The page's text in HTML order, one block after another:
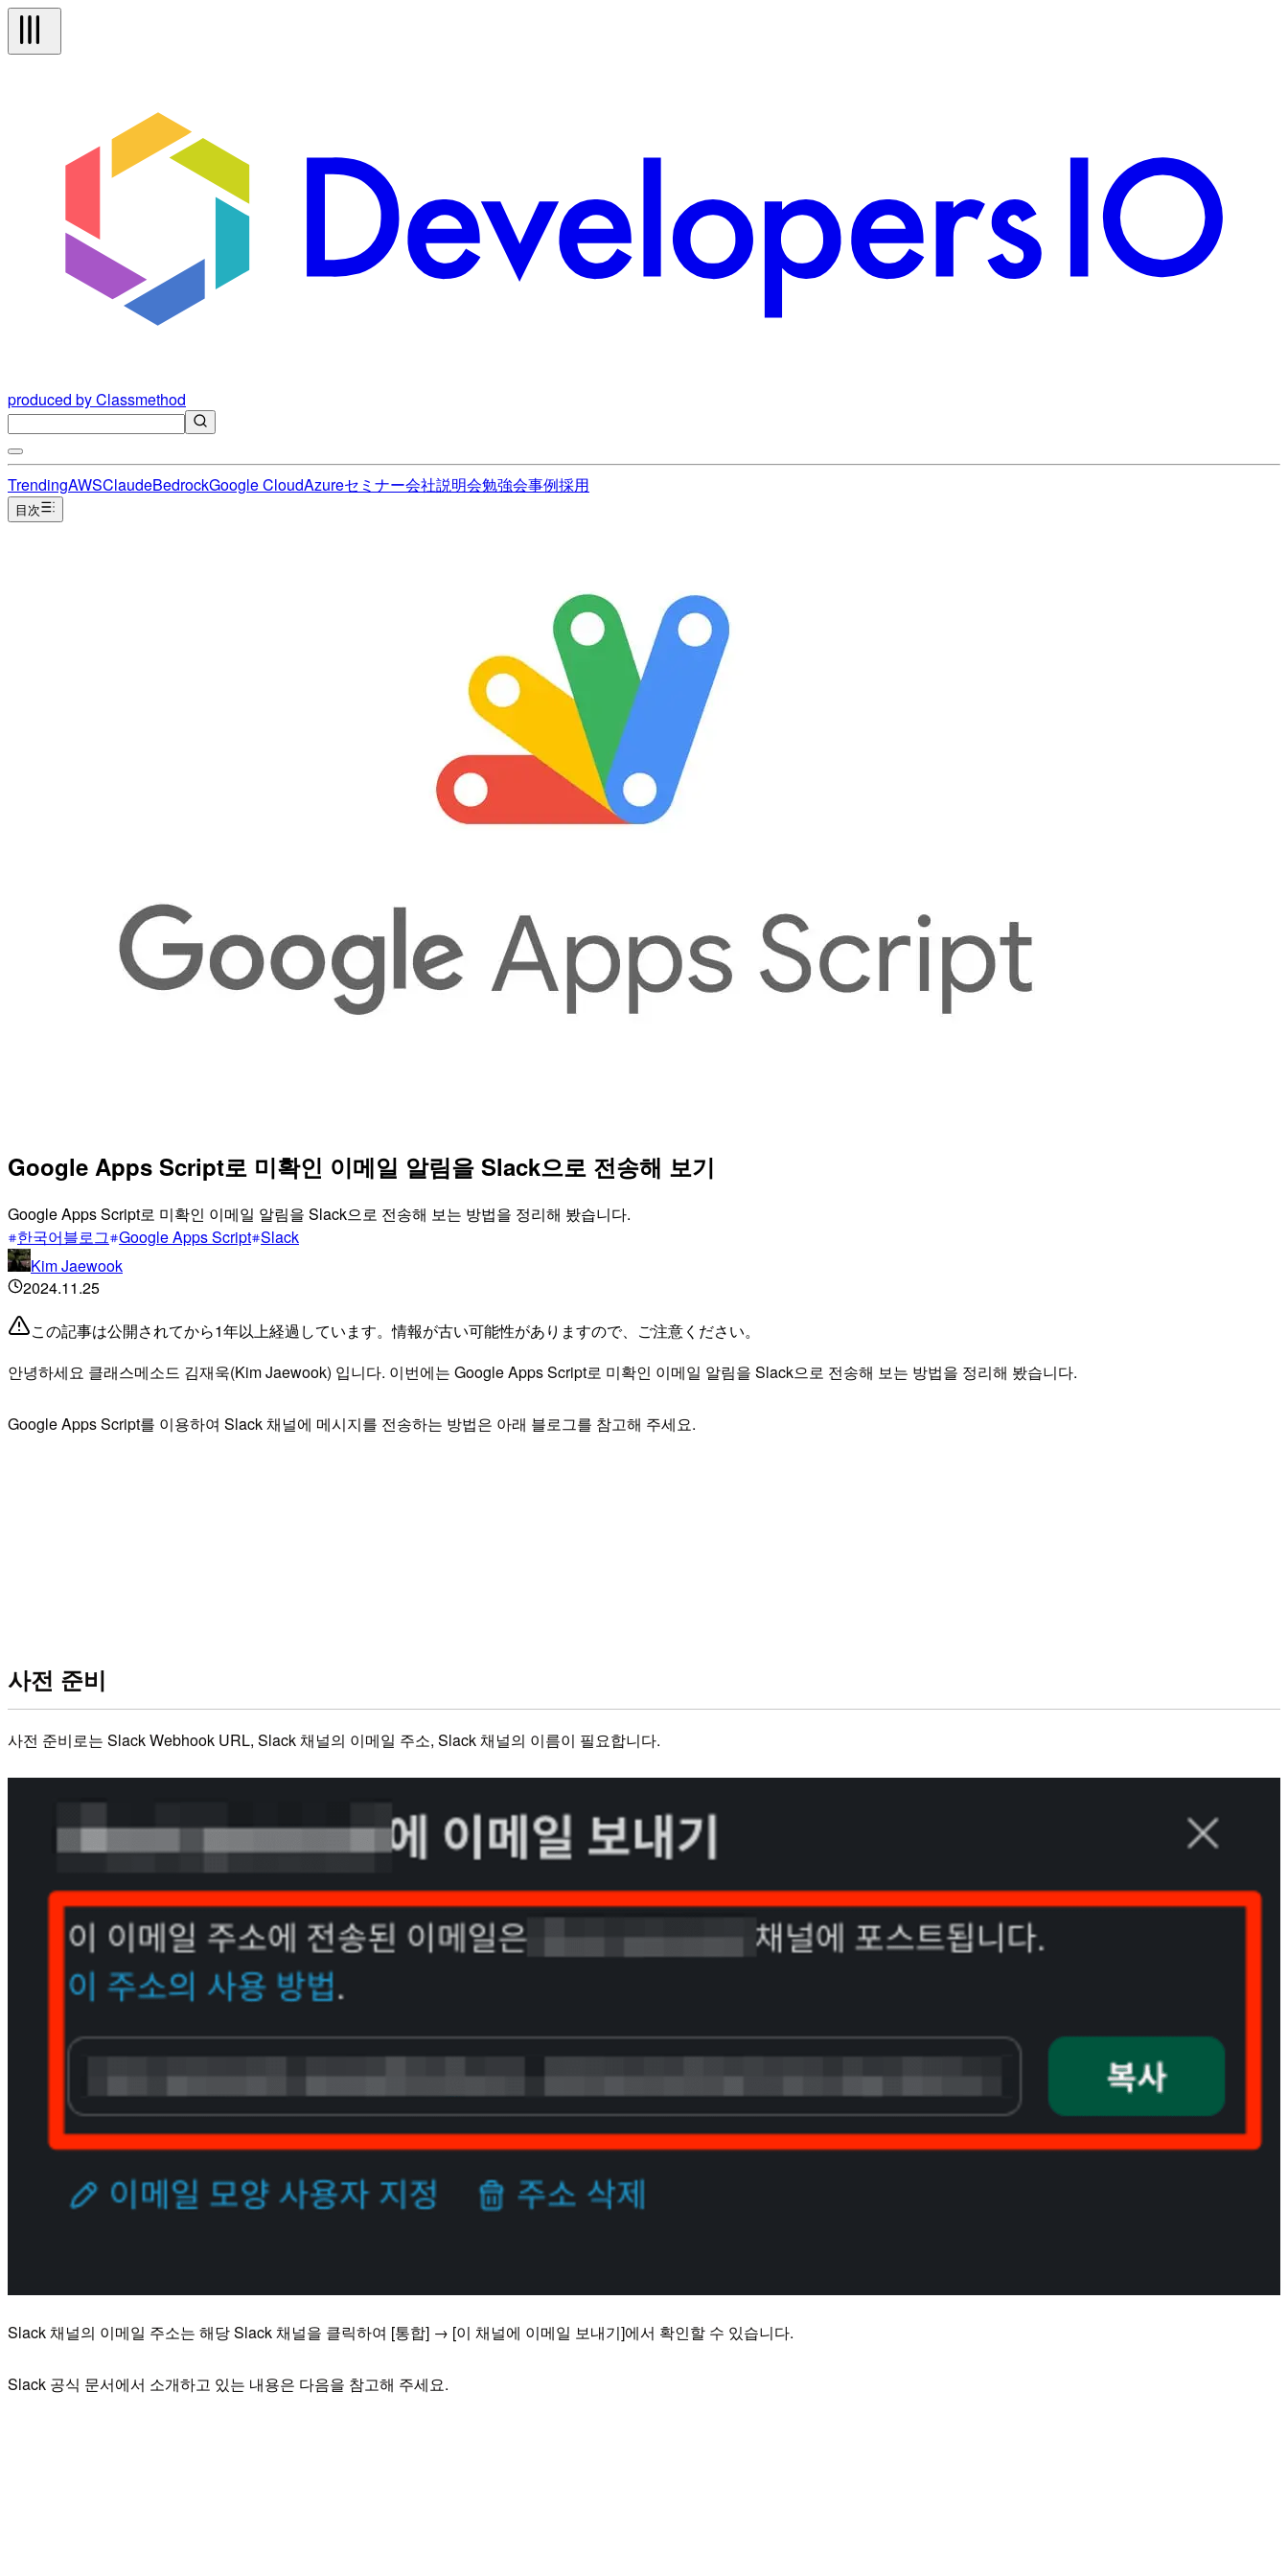
produced by Classmethod
TrendingAWSClaudeBedrockGoogle CloudAzureセミナー会社説明会勉強会事例採用
目次
Google Apps Script로 미확인 이메일 알림을 Slack으로 전송해 보기
Google Apps Script로 미확인 이메일 알림을 Slack으로 전송해 보는 방법을 정리해 봤습니다.
한국어블로그 Google Apps Script Slack
Kim Jaewook
2024.11.25
この記事は公開されてから1年以上経過しています。情報が古い可能性がありますので、ご注意ください。
안녕하세요 클래스메소드 김재욱(Kim Jaewook) 입니다. 이번에는 Google Apps Script로 미확인 이메일 알림을 Slack으로 전송해 보는 방법을 정리해 봤습니다.
Google Apps Script를 이용하여 Slack 채널에 메시지를 전송하는 방법은 아래 블로그를 참고해 주세요.
사전 준비
사전 준비로는 Slack Webhook URL, Slack 채널의 이메일 주소, Slack 채널의 이름이 필요합니다.
Slack 채널의 이메일 주소는 해당 Slack 채널을 클릭하여 [통합] → [이 채널에 이메일 보내기]에서 확인할 수 있습니다.
Slack 공식 문서에서 소개하고 있는 내용은 다음을 참고해 주세요.